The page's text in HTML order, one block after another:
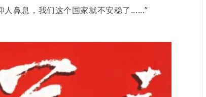
鼻息，我们这个国家就不安稳了......”